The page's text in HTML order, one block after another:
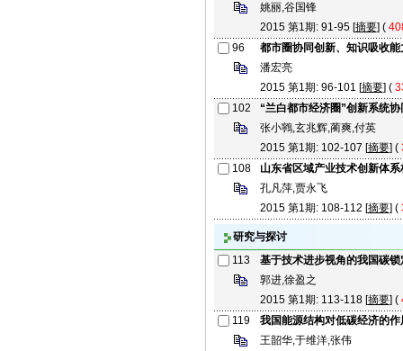
姚丽,谷国锋
2015 第1期: 91-95 [摘要] (
96
都市圈协同创新、知识吸收
潘宏亮
2015 第1期: 96-101 [摘要] (
102
“兰白都市经济圈”创新系统
张小鸋,玄兆辉,蔺爽,付英
2015 第1期: 102-107 [摘要] (
108
山东省区域产业技术创新体系
孔凡萍,贾永飞
2015 第1期: 108-112 [摘要] (
研究与探讨
113
基于技术进步视角的我国碳
郭进,徐盈之
2015 第1期: 113-118 [摘要] (
119
我国能源结构对低碳经济的
王韶华,于维洋,张伟